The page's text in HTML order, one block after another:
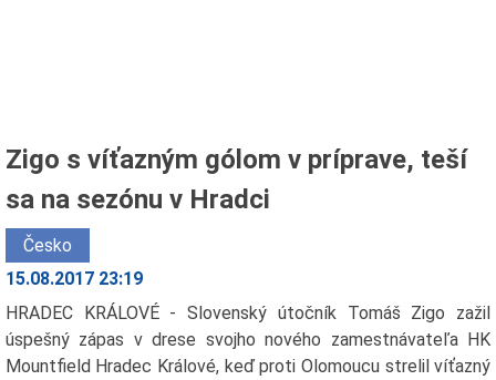
Zigo s víťazným gólom v príprave, teší
sa na sezónu v Hradci
Česko
15.08.2017 23:19
HRADEC KRÁLOVÉ - Slovenský útočník Tomáš Zigo zažil
úspešný zápas v drese svojho nového zamestnávateľa HK
Mountfield Hradec Králové, keď proti Olomoucu strelil víťazný